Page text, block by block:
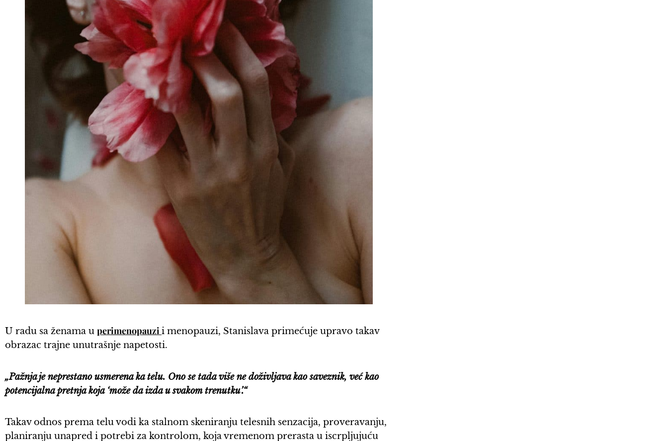
U radu sa ženama u perimenopauzii menopauzi, Stanislava primećuje upravo takav
obrazac trajne unutrašnje napetosti.
„Pažnja je neprestano usmerena ka telu. Ono se tada više ne doživljava kao saveznik, već kao
potencijalna pretnja koja ‘može da izda u svakom trenutku’.“
Takav odnos prema telu vodi ka stalnom skeniranju telesnih senzacija, proveravanju,
planiranju unapred i potrebi za kontrolom, koja vremenom prerasta u iscrpljujuću